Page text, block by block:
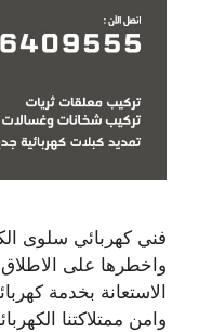
فني كهربائي سلوى
واخطرها على
الاستعانة بخدمة
وامن ممتلاكتنا